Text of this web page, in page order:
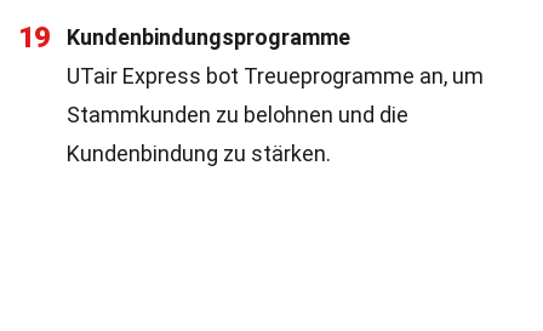
19
Kundenbindungsprogramme
UTair Express bot Treueprogramme an, um
Stammkunden zu belohnen und die
Kundenbindung zu stärken.